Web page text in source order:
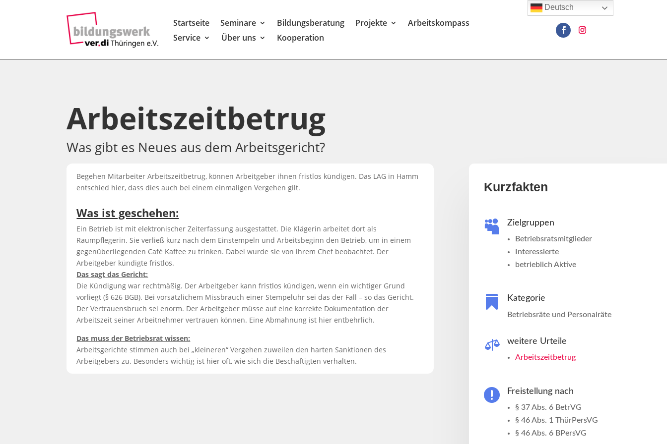
Startseite Seminare Bildungsberatung Projekte
Arbeitskompass
Service
Über uns Kooperation
Arbeitszeitbetrug
Was gibt es Neues aus dem Arbeitsgericht?
Begehen Mitarbeiter Arbeitszeitbetrug, können Arbeitgeber ihnen fristlos kündigen. Das LAG in Hamm
entschied hier, dass dies auch bei einem einmaligen Vergehen gilt.
Was ist geschehen:
Ein Betrieb ist mit elektronischer Zeiterfassung ausgestattet. Die Klägerin arbeitet dort als
Raumpflegerin. Sie verließ kurz nach dem Einstempeln und Arbeitsbeginn den Betrieb, um in einem
gegenüberliegenden Café Kaffee zu trinken. Dabei wurde sie von ihrem Chef beobachtet. Der
Arbeitgeber kündigte fristlos.
Das sagt das Gericht:
Die Kündigung war rechtmäßig. Der Arbeitgeber kann fristlos kündigen, wenn ein wichtiger Grund
vorliegt (§ 626 BGB). Bei vorsätzlichem Missbrauch einer Stempeluhr sei das der Fall – so das Gericht.
Der Vertrauensbruch sei enorm. Der Arbeitgeber müsse auf eine korrekte Dokumentation der
Arbeitszeit seiner Arbeitnehmer vertrauen können. Eine Abmahnung ist hier entbehrlich.
Das muss der Betriebsrat wissen:
Arbeitsgerichte stimmen auch bei „kleineren“ Vergehen zuweilen den harten Sanktionen des
Arbeitgebers zu. Besonders wichtig ist hier oft, wie sich die Beschäftigten verhalten.
Kurzfakten
 Zielgruppen
Betriebsratsmitglieder
Interessierte
betrieblich Aktive
 Kategorie
Betriebsräte und Personalräte
 weitere Urteile
Arbeitszeitbetrug
 Freistellung nach
§ 37 Abs. 6 BetrVG
§ 46 Abs​. 1 ThürPersVG
§ 46 Abs. 6 BPersVG
Deutsch